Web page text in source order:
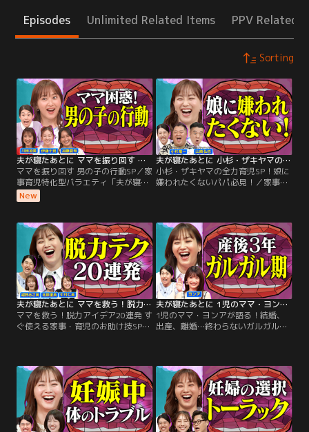
Episodes Unlimited Related Items PPV Related
Sorting
夫が寝たあとに ママを振り回す 男の子の行動SP
ママを振り回す 男の子の行動SP／家
事育児特化型バラエティ「夫が寝た
あとに」 MC藤本美貴と横澤夏子が
本音を語り合ってストレス発散！ 男
晃、加藤夏希をお迎えして ママを振
り回す 男の子の行動を語り尽くす！
・服で拭く ・アピールが大げさ ・
いつまでママ呼び？ ・バケツに虫
・家ではターザン
New
夫が寝たあとに 小杉・ザキヤマの全力育児SP！娘に嫌われたくないパパ必見！
小杉・ザキヤマの全力育児SP！娘に
嫌われたくないパパ必見！／家事育
パパ 小杉・ザキヤマが番組初登場！
普段は語らないリアルな育児トーク
連発！ ミキティ・夏子絶賛！娘に嫌
われないように必死に努力する姿が
明らかに！ パパ必見！
夫が寝たあとに ママを救う！脱力アイデア20連発 すぐ使える家事・育児のお助け技SP
ママを救う！脱力アイデア20連発 す
ぐ使える家事・育児のお助け技SP／
発散！ 4児のママ紺野あさ美、新米
ママ北原里英、2児のママ中村仁美
と家事・育児の悩みを解決する情報
交換会！
夫が寝たあとに 1児のママ・ヨンアが語る！結婚、出産、離婚…終わらないガルガル期
1児のママ・ヨンアが語る！結婚、
出産、離婚…終わらないガルガル期
ス発散！ 韓国出身モデルのヨンアと
赤裸々トーク！ 親友・山田優が明か
す出産直後の素顔や、今だから話せ
る人生のターニングポイントとは？
・夫に育児を任せられない…3年続
いたガルガル期